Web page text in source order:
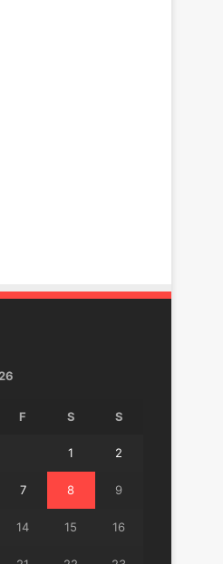
F S S
1 2
7 8 9
14 15 16